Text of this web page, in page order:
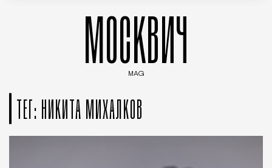
МОСКВИЧ
MAG
ТЕГ: НИКИТА МИХАЛКОВ